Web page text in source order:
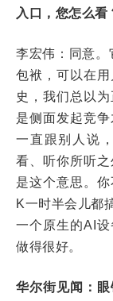
入口，您怎么看
李宏伟：同意。
包袱，可以在
史，我们总以
是侧面发起竞
一直跟别人说
看、听你所听
是这个意思。
K一时半会儿都
一个原生的AI
做得很好。
华尔街见闻：